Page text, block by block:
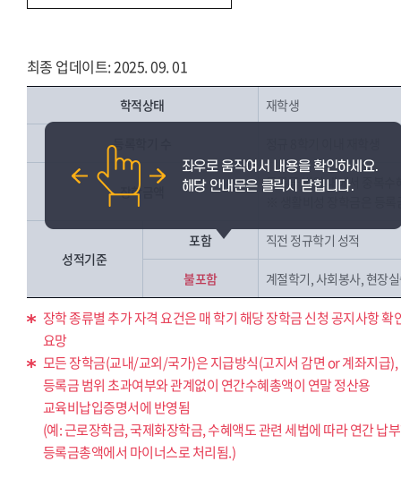
최종 업데이트: 2025. 09. 01
학적상태 재학생
등록학기 수
장학금액
등록금 범위 내에서 중복수
성적기준
포함 직전 정규학기 성적
불포함 계절학기, 사회봉사, 현장
장학 종류별 추가 자격 요건은 매 학기 해당 장학금 신청 공지사항 확
요망
모든 장학금(교내/교외/국가)은 지급방식(고지서 감면 or 계좌지급),
등록금 범위 초과여부와 관계없이 연간수혜총액이 연말 정산용
교육비납입증명서에 반영됨
(예: 근로장학금, 국제화장학금, 수혜액도 관련 세법에 따라 연간 납
등록금총액에서 마이너스로 처리됨.)